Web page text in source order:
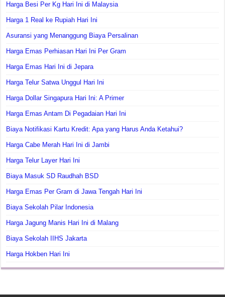
Harga Besi Per Kg Hari Ini di Malaysia
Harga 1 Real ke Rupiah Hari Ini
Asuransi yang Menanggung Biaya Persalinan
Harga Emas Perhiasan Hari Ini Per Gram
Harga Emas Hari Ini di Jepara
Harga Telur Satwa Unggul Hari Ini
Harga Dollar Singapura Hari Ini: A Primer
Harga Emas Antam Di Pegadaian Hari Ini
Biaya Notifikasi Kartu Kredit: Apa yang Harus Anda Ketahui?
Harga Cabe Merah Hari Ini di Jambi
Harga Telur Layer Hari Ini
Biaya Masuk SD Raudhah BSD
Harga Emas Per Gram di Jawa Tengah Hari Ini
Biaya Sekolah Pilar Indonesia
Harga Jagung Manis Hari Ini di Malang
Biaya Sekolah IIHS Jakarta
Harga Hokben Hari Ini